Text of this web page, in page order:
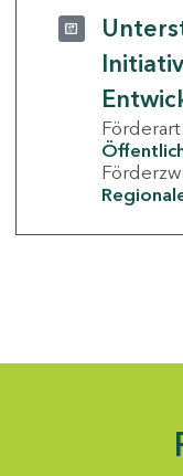
Förderart: